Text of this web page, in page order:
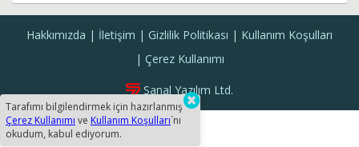
Hakkımızda İletişim Gizlilik Politikası
Kullanım Koşulları
Çerez Kullanımı
Sanal Yazılım Ltd.
Tarafımı bilgilendirmek için hazırlanmış
Çerez Kullanımı ve Kullanım Koşulları`nı
okudum, kabul ediyorum.